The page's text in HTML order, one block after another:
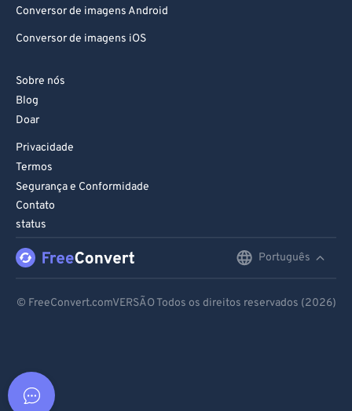
Conversor de imagens Android
Conversor de imagens iOS
Sobre nós
Blog
Doar
Privacidade
Termos
Segurança e Conformidade
Contato
status
Português
© FreeConvert.comVERSÃO Todos os direitos reservados (2026)